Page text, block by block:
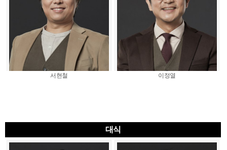
서현철 이정열
대식